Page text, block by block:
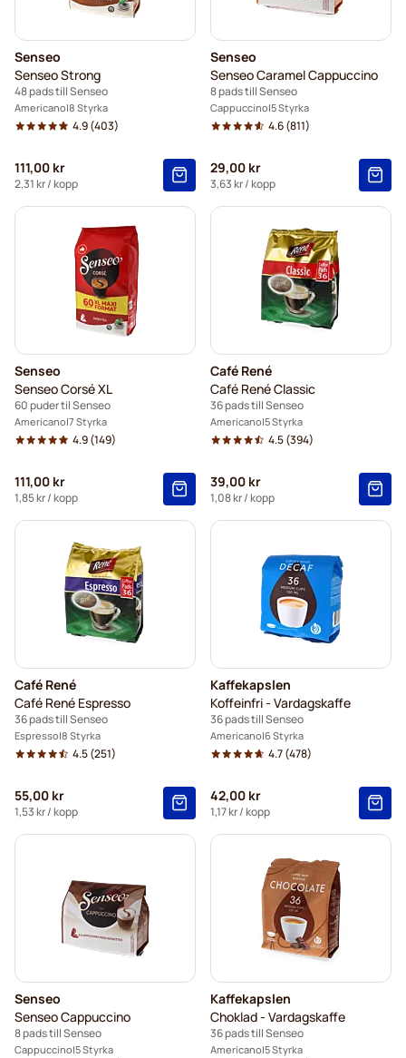
Senseo
Senseo Strong
48 pads till Senseo
Americano 8 Styrka
4.9(403)
111,00 kr
2,31 kr/ kopp
Senseo
Senseo Caramel Cappuccino
8 pads till Senseo
Cappuccino 5 Styrka
4.6(811)
29,00 kr
3,63 kr/ kopp
Senseo
Senseo Corsé XL
60 puder til Senseo
Americano 7 Styrka
4.9(149)
111,00 kr
1,85 kr/ kopp
Café René
Café René Classic
36 pads till Senseo
Americano 5 Styrka
4.5(394)
39,00 kr
1,08 kr/ kopp
Café René
Café René Espresso
36 pads till Senseo
Espresso 8 Styrka
4.5(251)
55,00 kr
1,53 kr/ kopp
Kaffekapslen
Koffeinfri - Vardagskaffe
36 pads till Senseo
Americano 6 Styrka
4.7(478)
42,00 kr
1,17 kr/ kopp
Senseo
Senseo Cappuccino
8 pads till Senseo
Cappuccino 5 Styrka
Kaffekapslen
Choklad - Vardagskaffe
36 pads till Senseo
Americano 5 Styrka